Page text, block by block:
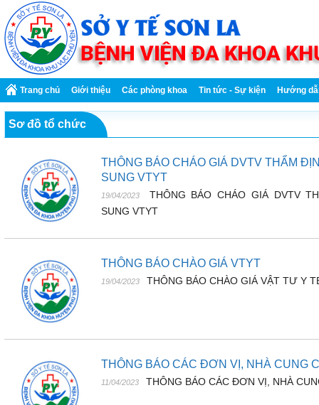
Trang chủ Giới thiệu Các phòng khoa Tin tức - Sự kiện Hướng
Sơ đồ tổ chức
THÔNG BÁO CHÁO GIÁ DVTV THẨM
SUNG VTYT
19/04/2023
THÔNG BÁO CHÁO GIÁ DVTV
SUNG VTYT
THÔNG BÁO CHÀO GIÁ VTYT
19/04/2023 THÔNG BÁO CHÀO GIÁ VẬT TƯ Y
THÔNG BÁO CÁC ĐƠN VỊ, NHÀ CUNG
11/04/2023 THÔNG BÁO CÁC ĐƠN VỊ, NHÀ